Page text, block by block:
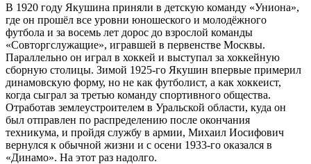
В 1920 году Якушина приняли в детскую команду «Униона»,
где он прошёл все уровни юношеского и молодёжного
футбола и за восемь лет дорос до взрослой команды
«Совторгслужащие», игравшей в первенстве Москвы.
Параллельно он играл в хоккей и выступал за хоккейную
сборную столицы. Зимой 1925-го Якушин впервые примерил
динамовскую форму, но не как футболист, а как хоккеист,
когда сыграл за третью команду спортивного общества.
Отработав землеустроителем в Уральской области, куда он
был отправлен по распределению после окончания
техникума, и пройдя службу в армии, Михаил Иосифович
вернулся к обычной жизни и с осени 1933-го оказался в
«Динамо». На этот раз надолго.